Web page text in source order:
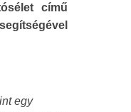
című
egy